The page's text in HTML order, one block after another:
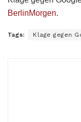
BerlinMorgen.
Tags: Klage gegen